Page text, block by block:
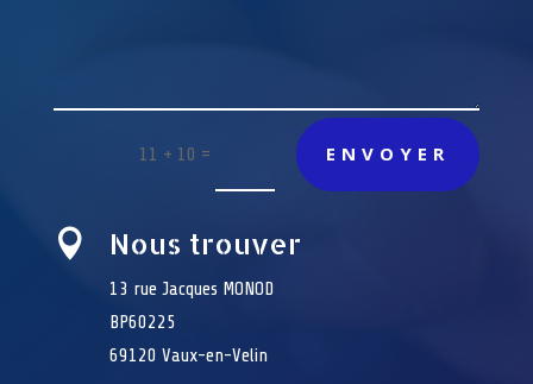
11 + 10 = ENVOYER
 Nous trouver
13 rue Jacques MONOD
BP60225
69120 Vaux-en-Velin